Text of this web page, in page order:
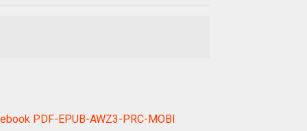
PDF-EPUB-AWZ3-PRC-MOBI